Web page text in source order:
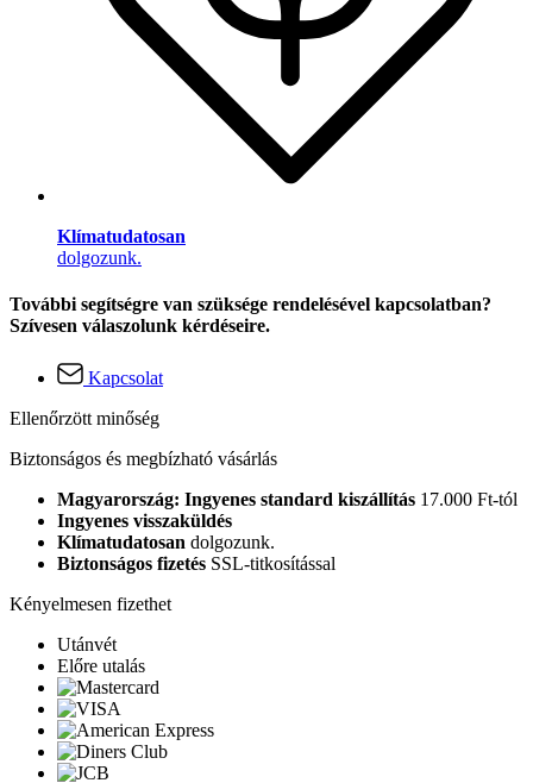
Klímatudatosan
dolgozunk.
További segítségre van szüksége rendelésével kapcsolatban?
Szívesen válaszolunk kérdéseire.
Kapcsolat
Ellenőrzött minőség
Biztonságos és megbízható vásárlás
Magyarország: Ingyenes standard kiszállítás 17.000 Ft-tól
Ingyenes visszaküldés
Klímatudatosan dolgozunk.
Biztonságos fizetés SSL-titkosítással
Kényelmesen fizethet
Utánvét
Előre utalás